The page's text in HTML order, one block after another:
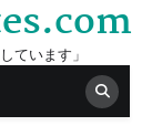
ています」